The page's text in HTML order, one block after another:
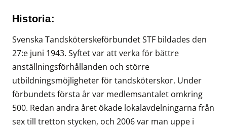
Historia:
Svenska Tandsköterskeförbundet STF bildades den
27:e juni 1943. Syftet var att verka för bättre
anställningsförhållanden och större
utbildningsmöjligheter för tandsköterskor. Under
förbundets första år var medlemsantalet omkring
500. Redan andra året ökade lokalavdelningarna från
sex till tretton stycken, och 2006 var man uppe i